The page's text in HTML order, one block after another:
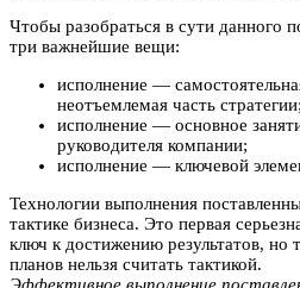
Чтобы разобраться в сути данного
три важнейшие вещи:
исполнение —
неотъемлемая часть стратегии;
исполнение — основное
руководителя компании;
исполнение — ключевой
Технологии выполнения
тактике бизнеса. Это первая
ключ к достижению результатов, но
планов нельзя считать тактикой.